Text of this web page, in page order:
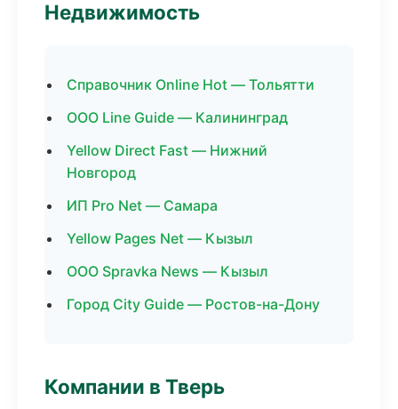
Недвижимость
Справочник Online Hot — Тольятти
ООО Line Guide — Калининград
Yellow Direct Fast — Нижний
Новгород
ИП Pro Net — Самара
Yellow Pages Net — Кызыл
ООО Spravka News — Кызыл
Город City Guide — Ростов-на-Дону
Компании в Тверь